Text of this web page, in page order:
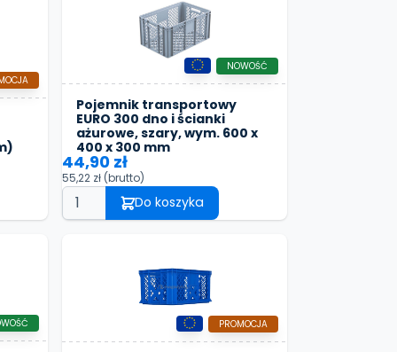
Pojemnik transportowy
EURO 300 dno i ścianki
ażurowe, szary, wym. 600 x
400 x 300 mm
NOWOŚĆ
44,90 zł
55,22 zł (brutto)
Do koszyka
PROMOCJA